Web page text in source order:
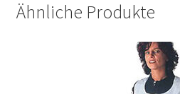
Ähnliche Produkte